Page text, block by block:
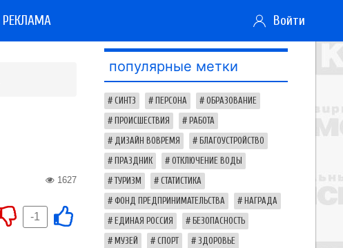
РЕКЛАМА Войти
1627
-1
популярные метки
СИНТЗ ПЕРСОНА ОБРАЗОВАНИЕ
ПРОИСШЕСТВИЯ РАБОТА
ДИЗАЙН ВОВРЕМЯ БЛАГОУСТРОЙСТВО
ПРАЗДНИК ОТКЛЮЧЕНИЕ ВОДЫ
ТУРИЗМ СТАТИСТИКА
ФОНД ПРЕДПРИНИМАТЕЛЬСТВА НАГРАДА
ЕДИНАЯ РОССИЯ БЕЗОПАСНОСТЬ
МУЗЕЙ СПОРТ ЗДОРОВЬЕ